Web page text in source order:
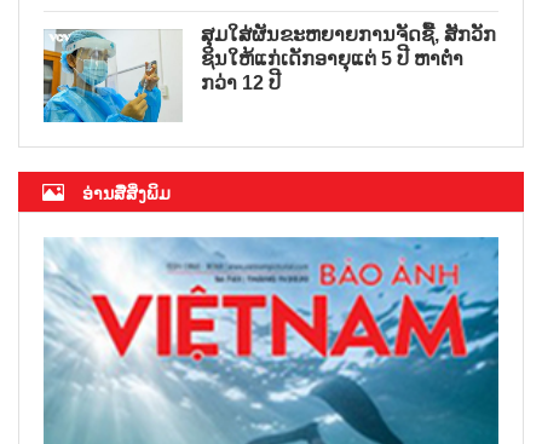
ສຸມໃສ່ຜັນຂະຫຍາຍການຈັດຊື້, ສັກວັກ
ຊິນໃຫ້ແກ່ເດັກອາຍຸແຕ່ 5 ປີ ຫາຕ່ຳ
ກວ່າ 12 ປີ
ອ່ານສື່ສິ່ງພິມ